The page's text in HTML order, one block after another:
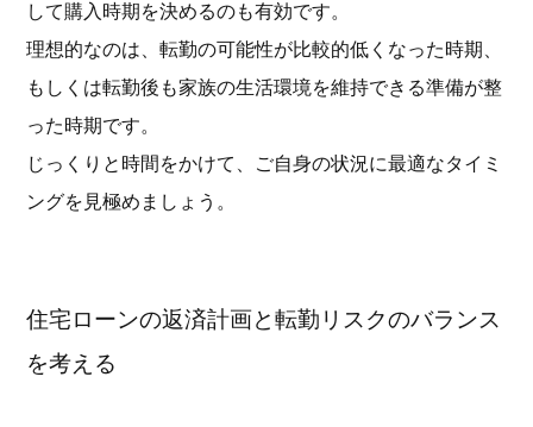
して購入時期を決めるのも有効です。
理想的なのは、転勤の可能性が比較的低くなった時期、
もしくは転勤後も家族の生活環境を維持できる準備が整
った時期です。
じっくりと時間をかけて、ご自身の状況に最適なタイミ
ングを見極めましょう。
住宅ローンの返済計画と転勤リスクのバランス
を考える